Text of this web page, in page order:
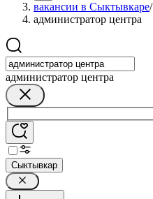
вакансии в Сыктывкаре/
администратор центра
администратор центра
Сыктывкар